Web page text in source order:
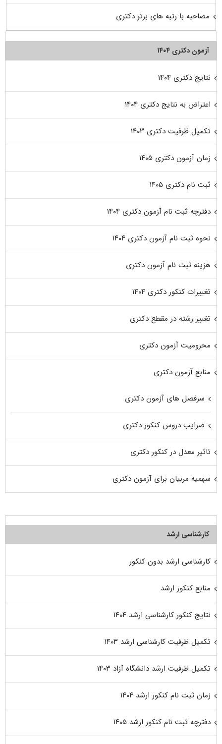
مصاحبه با رتبه های برتر دکتری
آزمون دکتری ۱۴۰۴
نتایج دکتری ۱۴۰۴
اعتراض به نتایج دکتری ۱۴۰۴
تکمیل ظرفیت دکتری ۱۴۰۳
زمان آزمون دکتری ۱۴۰۵
ثبت نام دکتری ۱۴۰۵
دفترچه ثبت نام آزمون دکتری ۱۴۰۴
نحوه ثبت نام آزمون دکتری ۱۴۰۴
هزینه ثبت نام آزمون دکتری
تغییرات کنکور دکتری ۱۴۰۴
تغییر رشته در مقطع دکتری
محرومیت آزمون دکتری
منابع آزمون دکتری
سرفصل های آزمون دکتری
ضرایب دروس کنکور دکتری
تاثیر معدل در کنکور دکتری
سهمیه مربیان برای آزمون دکتری
کارشناسی ارشد
کارشناسی ارشد بدون کنکور
منابع کنکور ارشد
نتایج کنکور کارشناسی ارشد ۱۴۰۴
تکمیل ظرفیت کارشناسی ارشد ۱۴۰۳
تکمیل ظرفیت ارشد دانشگاه آزاد ۱۴۰۳
زمان ثبت نام کنکور ارشد ۱۴۰۴
دفترچه ثبت نام کنکور ارشد ۱۴۰۵